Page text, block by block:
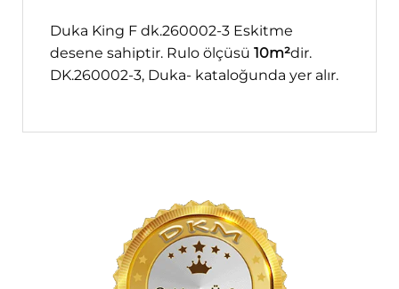
Duka King F dk.260002-3 Eskitme
desene sahiptir. Rulo ölçüsü 10m²dir.
DK.260002-3, Duka- kataloğunda yer alır.